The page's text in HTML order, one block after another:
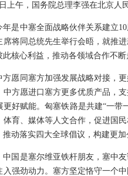
上午，国务院总理李强在北京人
年是中塞全面战略伙伴关系建立
席将同总统先生举行会晤，就推
核心利益，推动各领域合作不
方愿同塞方加强发展战略对接，
中方愿进口塞方更多优质产品，
更好赋能。匈塞铁路是共建“一
体育、媒体等人文合作，促进国
动落实四大全球倡议，构建更加
中国是塞尔维亚铁杆朋友，塞中
入强劲动力。塞方坚定恪守一个